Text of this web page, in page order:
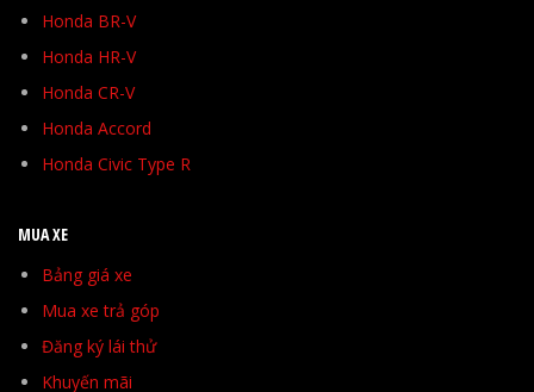
Honda BR-V
Honda HR-V
Honda CR-V
Honda Accord
Honda Civic Type R
MUA XE
Bảng giá xe
Mua xe trả góp
Đăng ký lái thử
Khuyến mãi